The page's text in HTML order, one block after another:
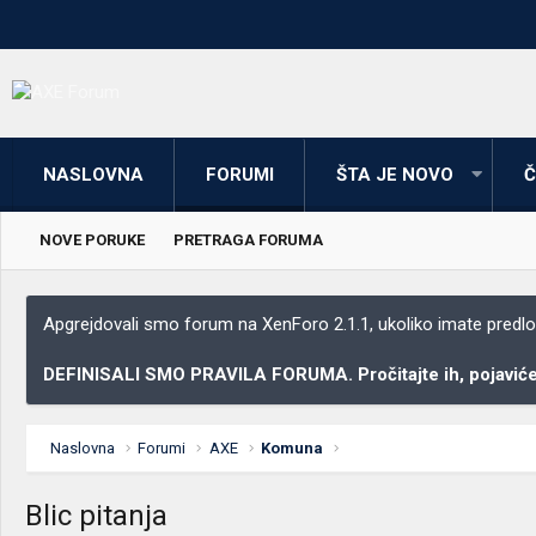
NASLOVNA FORUMI ŠTA JE NOVO
NOVE PORUKE PRETRAGA FORUMA
Apgrejdovali smo forum na XenForo 2.1.1, ukoliko imate
DEFINISALI SMO PRAVILA FORUMA. Pročitajte ih,
Naslovna Forumi AXE Komuna
Blic pitanja